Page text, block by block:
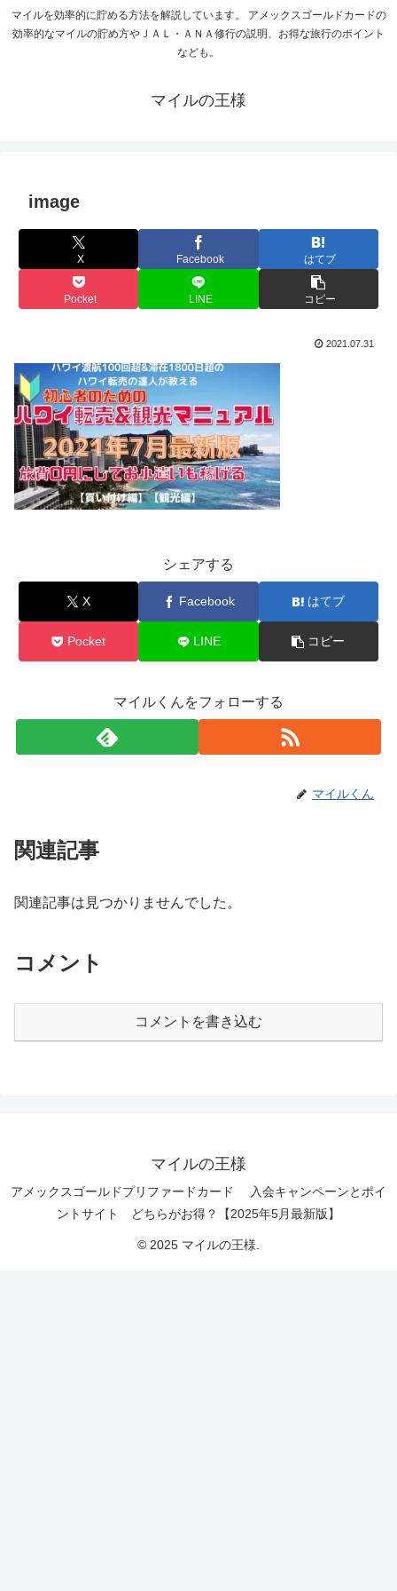
マイルを効率的に貯める方法を解説しています。 アメックスゴールドカードの
効率的なマイルの貯め方やＪＡＬ・ＡＮＡ修行の説明、お得な旅行のポイント
なども。
マイルの王様
image
X Facebook はてブ
Pocket LINE コピー
2021.07.31
シェアする
X Facebook はてブ
Pocket LINE コピー
マイルくんをフォローする
マイルくん
関連記事
関連記事は見つかりませんでした。
コメント
コメントを書き込む
マイルの王様
アメックスゴールドプリファードカード 入会キャンペーンとポイ
ントサイト どちらがお得？【2025年5月最新版】
© 2025 マイルの王様.